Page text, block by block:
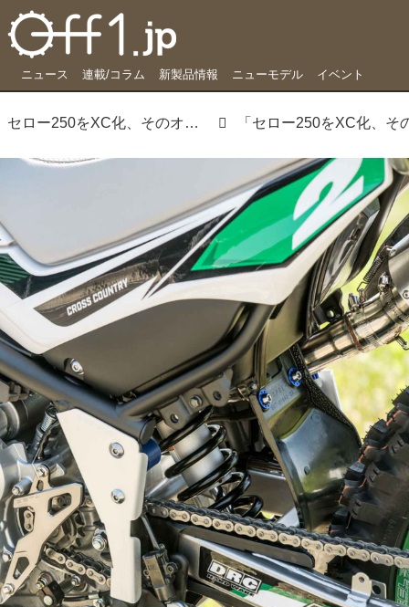
ニュース 連載/コラム 新製品情報 ニューモデル イベント
セロー250をXC化、そのオーラが漂うワケとは…